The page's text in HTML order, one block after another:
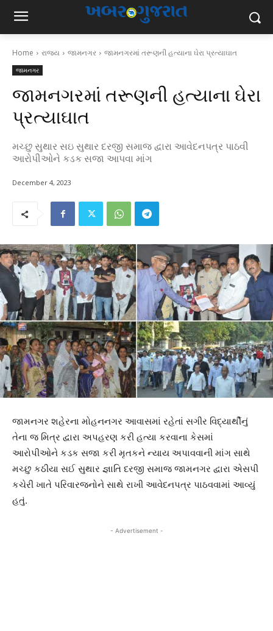
Home રાજ્ય જામનગર જામનગરમાં તરૂણની હત્યાના ઘેરા પ્રત્યાઘાત
જામનગર
જામનગરમાં તરૂણની હત્યાના ઘેરા
પ્રત્યાઘાત
મચ્છુ સુથાર સઇ સુથાર દરજી સમાજ દ્વારા આવેદનપત્ર પાઠવી
આરોપીઓને કડક સજા આપવા માંગ
December 4, 2023
જામનગર શહેરના મોહનનગર આવાસમાં રહેતાં સગીર વિદ્યાર્થીનું
તેના જ મિત્ર દ્વારા અપહરણ કરી હત્યા કરવાના કેસમાં
આરોપીઓને કડક સજા કરી મૃતકને ન્યાય અપાવવાની માંગ સાથે
મચ્છુ કઠીયા સઈ સુથાર જ્ઞાતિ દરજી સમાજ જામનગર દ્વારા એસપી
કચેરી ખાતે પરિવારજનોને સાથે રાખી આવેદનપત્ર પાઠવવામાં આવ્યું
હતું.
- Advertisement -